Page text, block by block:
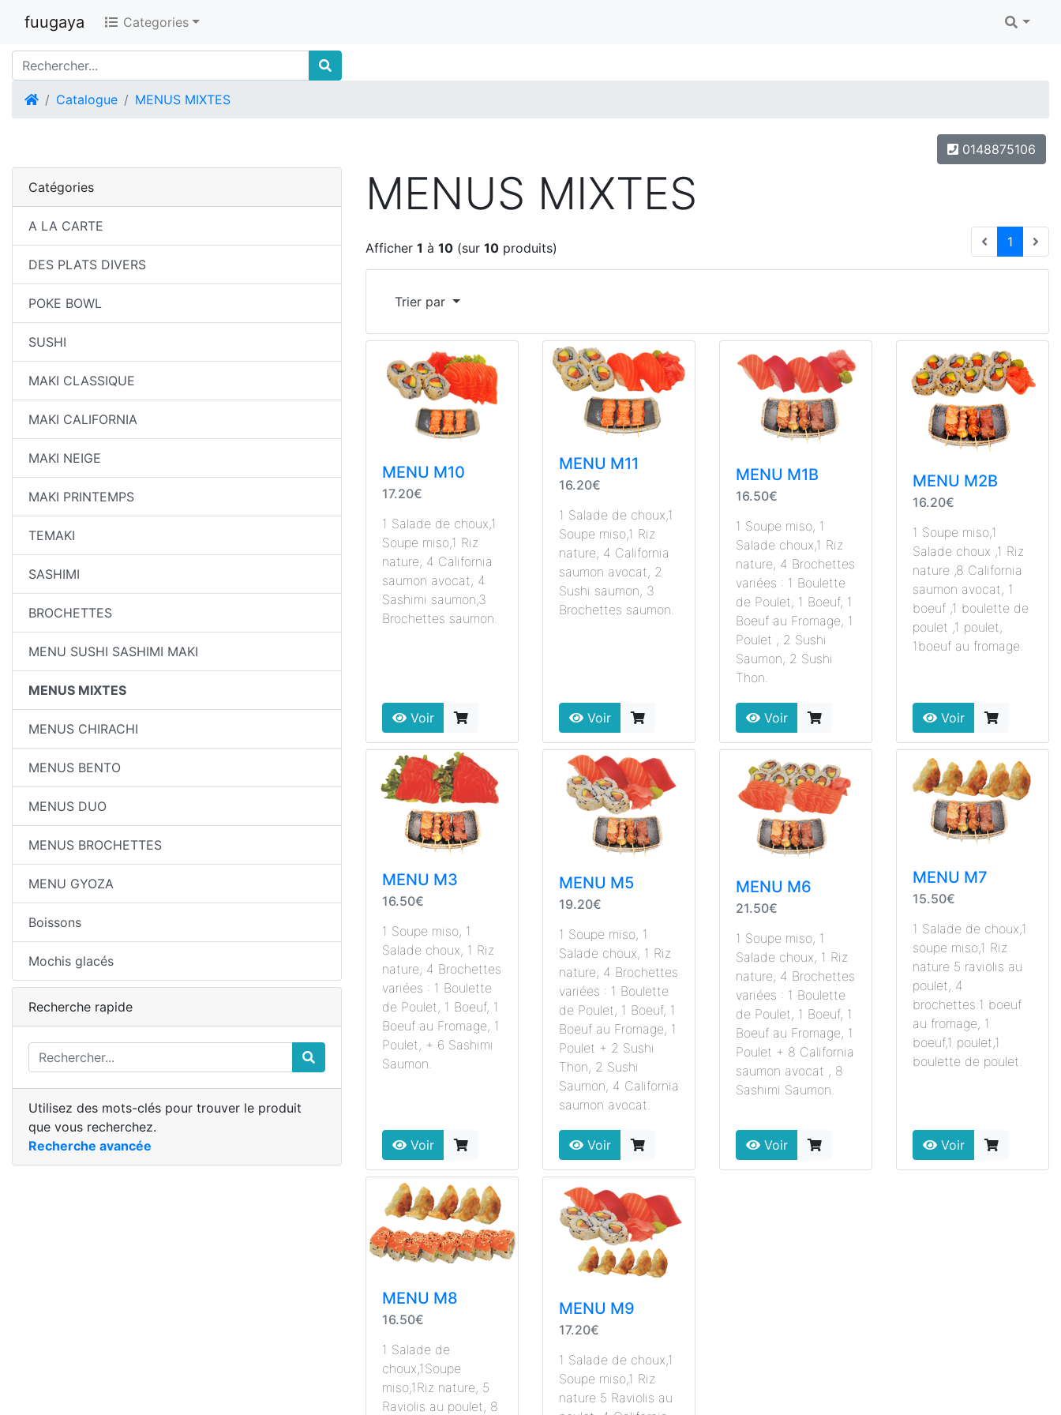
fuugaya Categories
Accueil
Catalogue MENUS MIXTES
0148875106
MENUS MIXTES
Afficher 1 à 10 (sur 10 produits) 1
Trier par
MENU M10
17.20€
1 Salade de choux,1
Soupe miso,1 Riz
nature, 4 California
saumon avocat, 4
Sashimi saumon,3
Brochettes saumon.
Voir
MENU M11
16.20€
1 Salade de choux,1
Soupe miso,1 Riz
nature, 4 California
saumon avocat, 2
Sushi saumon, 3
Brochettes saumon.
Voir
MENU M1B
16.50€
1 Soupe miso, 1
Salade choux,1 Riz
nature, 4 Brochettes
variées : 1 Boulette
de Poulet, 1 Boeuf, 1
Boeuf au Fromage, 1
Poulet , 2 Sushi
Saumon, 2 Sushi
Thon.
Voir
MENU M2B
16.20€
1 Soupe miso,1
Salade choux ,1 Riz
nature ,8 California
saumon avocat, 1
boeuf ,1 boulette de
poulet ,1 poulet,
1boeuf au fromage.
Voir
MENU M3
16.50€
1 Soupe miso, 1
Salade choux, 1 Riz
nature, 4 Brochettes
variées : 1 Boulette
de Poulet, 1 Boeuf, 1
Boeuf au Fromage, 1
Poulet, + 6 Sashimi
Saumon.
Voir
MENU M5
19.20€
1 Soupe miso, 1
Salade choux, 1 Riz
nature, 4 Brochettes
variées : 1 Boulette
de Poulet, 1 Boeuf, 1
Boeuf au Fromage, 1
Poulet + 2 Sushi
Thon, 2 Sushi
Saumon, 4 California
saumon avocat.
Voir
MENU M6
21.50€
1 Soupe miso, 1
Salade choux, 1 Riz
nature, 4 Brochettes
variées : 1 Boulette
de Poulet, 1 Boeuf, 1
Boeuf au Fromage, 1
Poulet + 8 California
saumon avocat , 8
Sashimi Saumon.
Voir
MENU M7
15.50€
1 Salade de choux,1
soupe miso,1 Riz
nature 5 raviolis au
poulet, 4
brochettes:1 boeuf
au fromage, 1
boeuf,1 poulet,1
boulette de poulet.
Voir
MENU M8
16.50€
1 Salade de
choux,1Soupe
miso,1Riz nature, 5
Raviolis au poulet, 8
MENU M9
17.20€
1 Salade de choux,1
Soupe miso,1 Riz
nature 5 Raviolis au
Catégories
A LA CARTE
DES PLATS DIVERS
POKE BOWL
SUSHI
MAKI CLASSIQUE
MAKI CALIFORNIA
MAKI NEIGE
MAKI PRINTEMPS
TEMAKI
SASHIMI
BROCHETTES
MENU SUSHI SASHIMI MAKI
MENUS MIXTES
MENUS CHIRACHI
MENUS BENTO
MENUS DUO
MENUS BROCHETTES
MENU GYOZA
Boissons
Mochis glacés
Recherche rapide
Utilisez des mots-clés pour trouver le produit
que vous recherchez.
Recherche avancée